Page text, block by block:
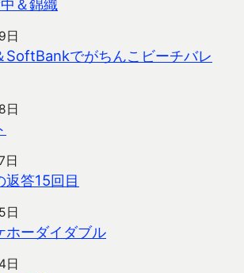
＆錦織
日
SoftBankでがちんこビーチバレ
日
返答15回目
日
ホーダイダブル
日